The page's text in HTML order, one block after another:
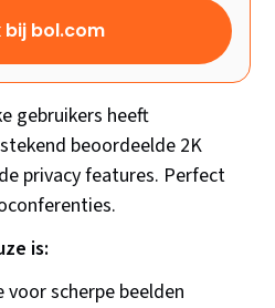
bij bol.com
gebruikers heeft
beoordeelde 2K
privacy features. Perfect
is:
scherpe beelden